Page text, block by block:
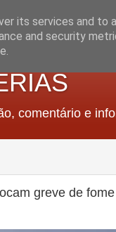
comentário e
greve de
its services and to
and security